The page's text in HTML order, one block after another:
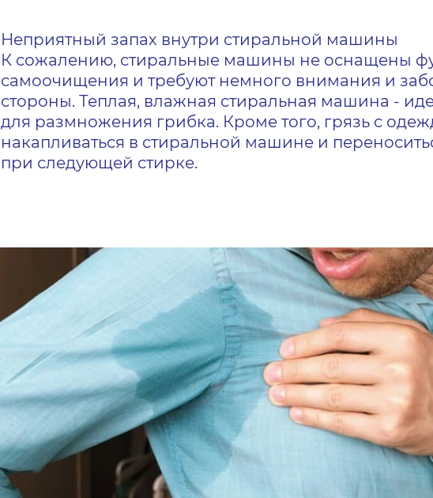
Неприятный запах внутри стиральной машины
К сожалению, стиральные машины не оснащены
самоочищения и требуют немного внимания и
стороны. Теплая, влажная стиральная машина -
для размножения грибка. Кроме того, грязь с
накапливаться в стиральной машине и
при следующей стирке.